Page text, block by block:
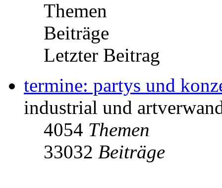
Themen
Beiträge
Letzter Beitrag
termine: partys und
industrial und
4054 Themen
33032 Beiträge